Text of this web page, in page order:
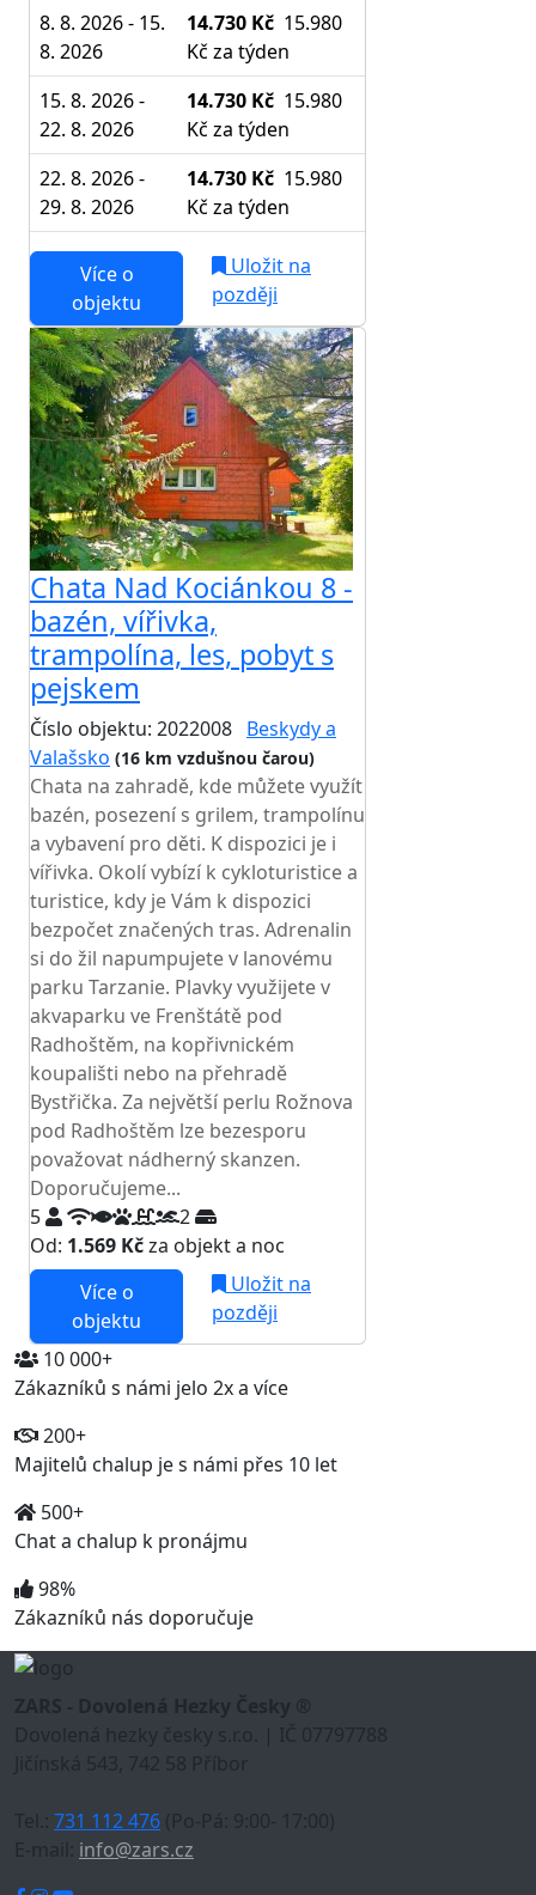
8. 8. 2026 - 15.
8. 2026
14.730 Kč 15.980
Kč za týden
15. 8. 2026 -
22. 8. 2026
14.730 Kč 15.980
Kč za týden
22. 8. 2026 -
29. 8. 2026
14.730 Kč 15.980
Kč za týden
Více o
objektu
Uložit na
později
Chata Nad Kociánkou 8 -
bazén, vířivka,
trampolína, les, pobyt s
pejskem
Číslo objektu: 2022008 Beskydy a
Valašsko (16 km vzdušnou čarou)
Chata na zahradě, kde můžete využít
bazén, posezení s grilem, trampolínu
a vybavení pro děti. K dispozici je i
vířivka. Okolí vybízí k cykloturistice a
turistice, kdy je Vám k dispozici
bezpočet značených tras. Adrenalin
si do žil napumpujete v lanovému
parku Tarzanie. Plavky využijete v
akvaparku ve Frenštátě pod
Radhoštěm, na kopřivnickém
koupališti nebo na přehradě
Bystřička. Za největší perlu Rožnova
pod Radhoštěm lze bezesporu
považovat nádherný skanzen.
Doporučujeme...
5
2
Od: 1.569 Kčza objekt a noc
Více o
objektu
Uložit na
později
10 000+
Zákazníků s námi jelo 2x a více
200+
Majitelů chalup je s námi přes 10 let
500+
Chat a chalup k pronájmu
98%
Zákazníků nás doporučuje
ZARS - Dovolená Hezky Česky ®
Dovolená hezky česky s.r.o. | IČ 07797788
Jičínská 543, 742 58 Příbor
Tel.: 731 112 476 (Po-Pá: 9:00- 17:00)
E-mail: info@zars.cz